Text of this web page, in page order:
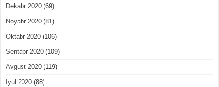
Dekabr 2020 (69)
Noyabr 2020 (81)
Oktabr 2020 (106)
Sentabr 2020 (109)
Avgust 2020 (119)
Iyul 2020 (88)